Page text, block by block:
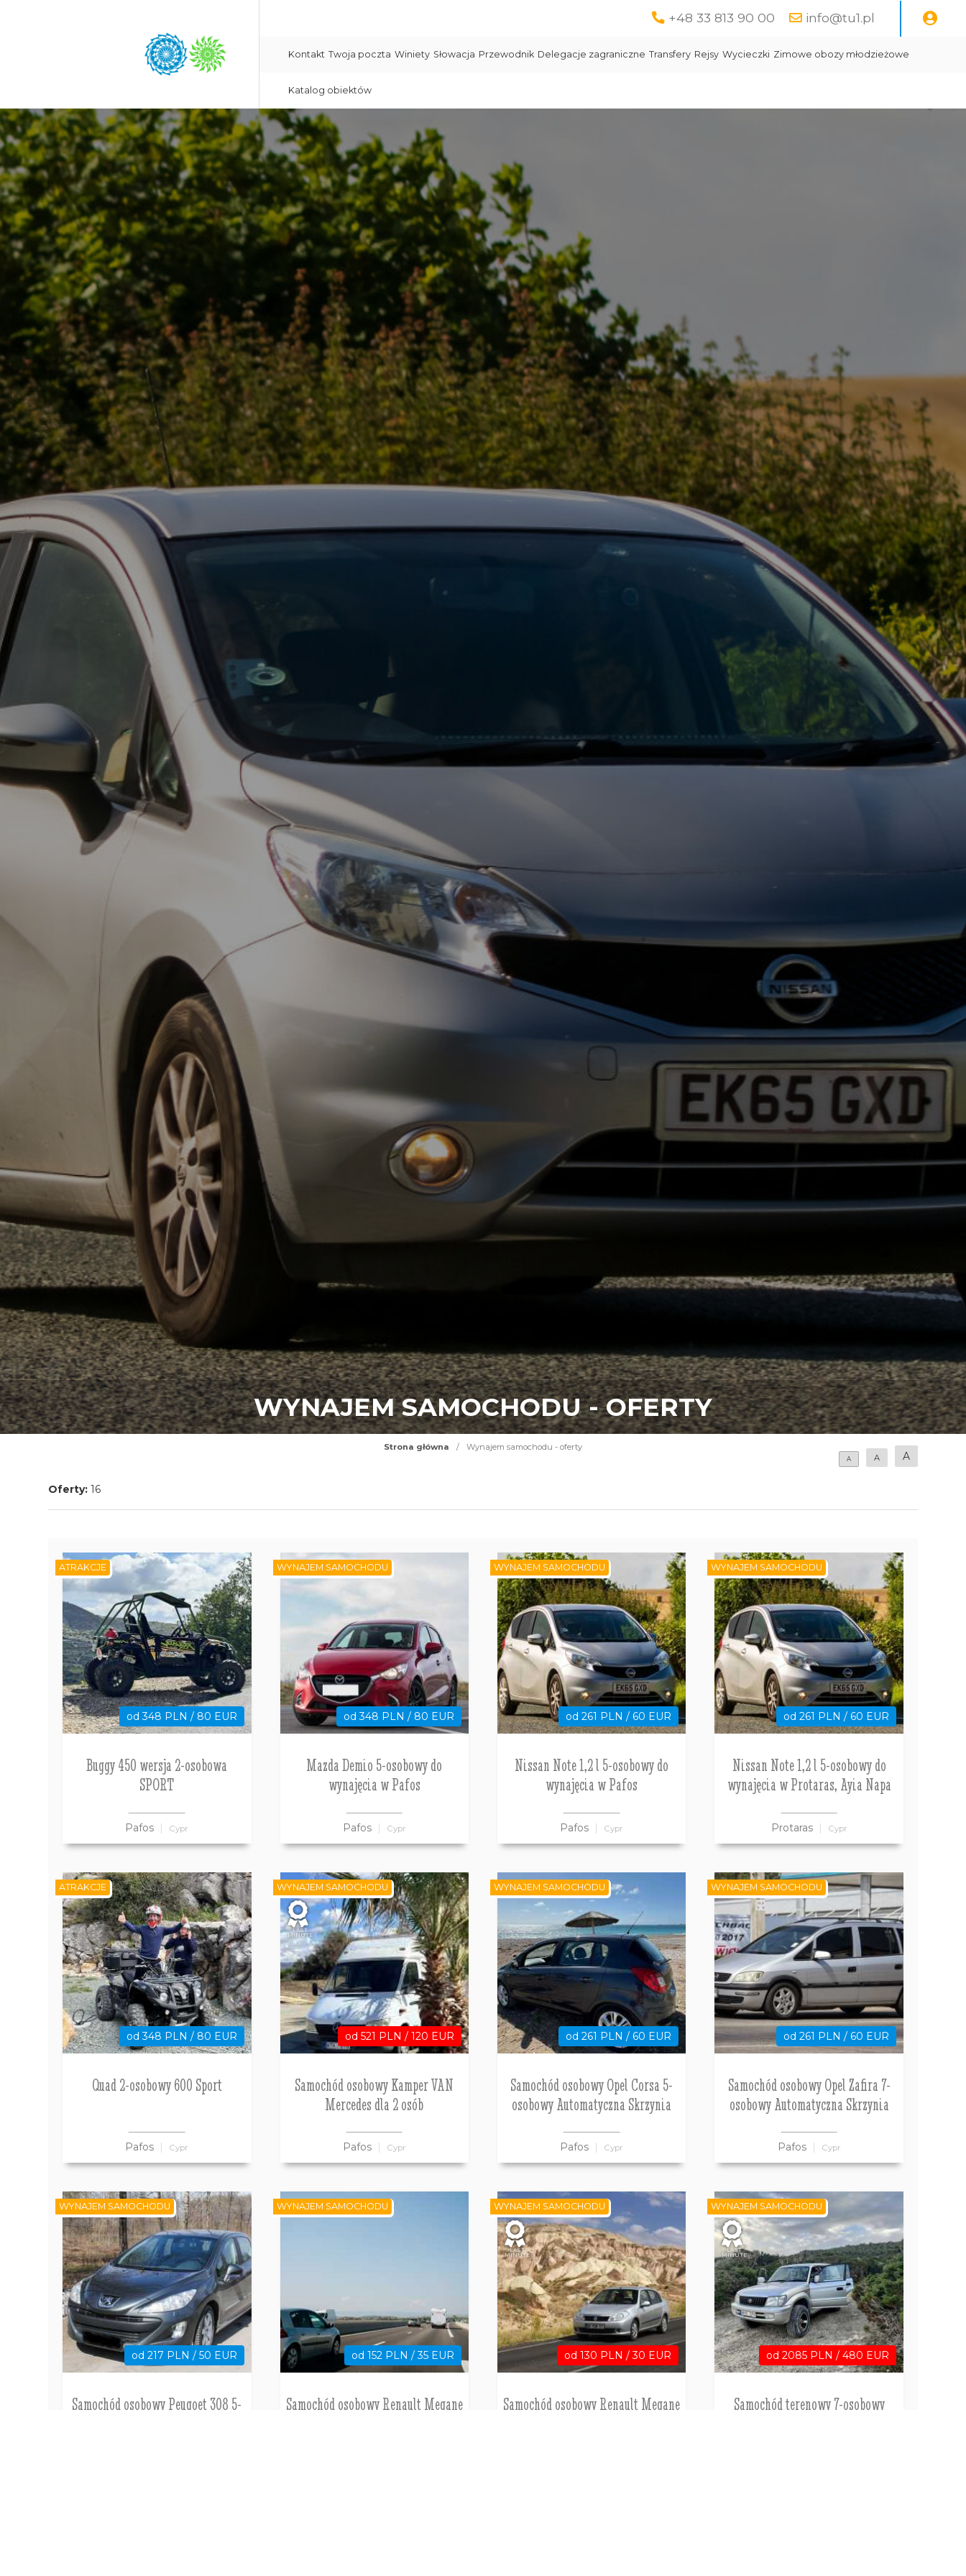
+48 33 813 90 00 info@tu1.pl
Kontakt Twoja poczta Winiety Słowacja Przewodnik Delegacje zagraniczne Transfery Rejsy Wycieczki Zimowe obozy młodzieżowe
Katalog obiektów
WYNAJEM SAMOCHODU - OFERTY
Strona główna / Wynajem samochodu - oferty
A A A
Oferty: 16
od 348 PLN / 80 EUR
Buggy 450 wersja 2-osobowa
SPORT
Pafos Cypr
ATRAKCJE
od 348 PLN / 80 EUR
Mazda Demio 5-osobowy do
wynajęcia w Pafos
Pafos Cypr
WYNAJEM SAMOCHODU
od 261 PLN / 60 EUR
Nissan Note 1,2 l 5-osobowy do
wynajęcia w Pafos
Pafos Cypr
WYNAJEM SAMOCHODU
od 261 PLN / 60 EUR
Nissan Note 1,2 l 5-osobowy do
wynajęcia w Protaras, Ayia Napa
Protaras Cypr
WYNAJEM SAMOCHODU
od 348 PLN / 80 EUR
Quad 2-osobowy 600 Sport
Pafos Cypr
ATRAKCJE
od 521 PLN / 120 EUR
Samochód osobowy Kamper VAN
Mercedes dla 2 osób
Pafos Cypr
WYNAJEM SAMOCHODU
LAST
MINUTE
od 261 PLN / 60 EUR
Samochód osobowy Opel Corsa 5-
osobowy Automatyczna Skrzynia
Pafos Cypr
WYNAJEM SAMOCHODU
od 261 PLN / 60 EUR
Samochód osobowy Opel Zafira 7-
osobowy Automatyczna Skrzynia
Pafos Cypr
WYNAJEM SAMOCHODU
od 217 PLN / 50 EUR
Samochód osobowy Peugoet 308 5-
WYNAJEM SAMOCHODU
od 152 PLN / 35 EUR
Samochód osobowy Renault Megane
WYNAJEM SAMOCHODU
od 130 PLN / 30 EUR
Samochód osobowy Renault Megane
WYNAJEM SAMOCHODU
LAST
MINUTE
od 2085 PLN / 480 EUR
Samochód terenowy 7-osobowy
WYNAJEM SAMOCHODU
LAST
MINUTE